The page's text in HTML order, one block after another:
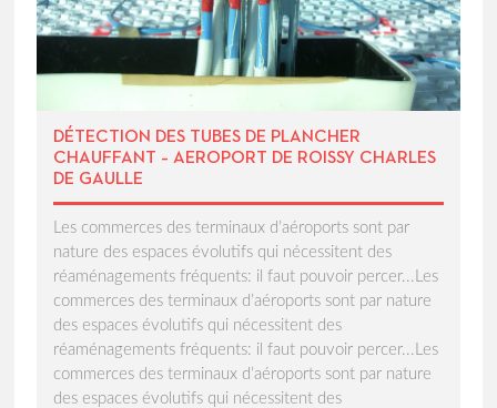
DÉTECTION DES TUBES DE PLANCHER
CHAUFFANT – AEROPORT DE ROISSY CHARLES
DE GAULLE
Les commerces des terminaux d’aéroports sont par
nature des espaces évolutifs qui nécessitent des
réaménagements fréquents: il faut pouvoir percer...Les
commerces des terminaux d’aéroports sont par nature
des espaces évolutifs qui nécessitent des
réaménagements fréquents: il faut pouvoir percer...Les
commerces des terminaux d’aéroports sont par nature
des espaces évolutifs qui nécessitent des